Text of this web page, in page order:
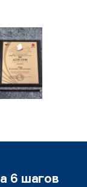
6 шагов